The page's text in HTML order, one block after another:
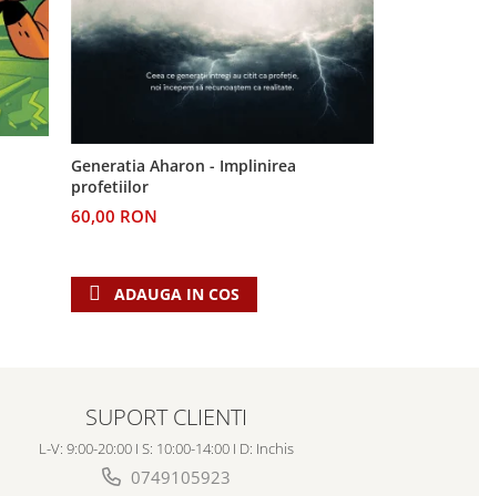
Generatia Aharon - Implinirea
profetiilor
60,00 RON
ADAUGA IN COS
SUPORT CLIENTI
L-V: 9:00-20:00 I S: 10:00-14:00 I D: Inchis
0749105923